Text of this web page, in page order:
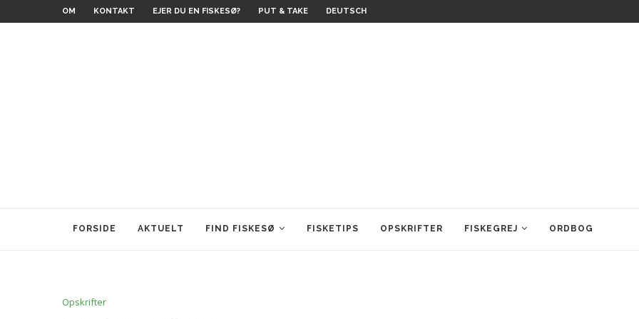
OM KONTAKT EJER DU EN FISKESØ? PUT & TAKE DEUTSCH
FORSIDE AKTUELT FIND FISKESØ FISKETIPS OPSKRIFTER FISKEGREJ ORDBOG
Opskrifter